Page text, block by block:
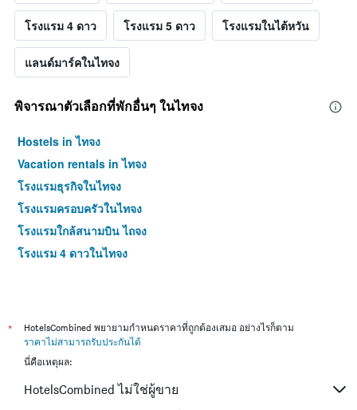
โรงแรม 4 ดาว โรงแรม 5 ดาว โรงแรมในไต้หวัน
แลนด์มาร์คในไทจง
พิจารณาตัวเลือกที่พักอื่นๆ ในไทจง
Hostels in ไทจง
Vacation rentals in ไทจง
โรงแรมธุรกิจในไทจง
โรงแรมครอบครัวในไทจง
โรงแรมใกล้สนามบิน ไถจง
โรงแรม 4 ดาวในไทจง
*
HotelsCombined พยายามกำหนดราคาที่ถูกต้องเสมอ อย่างไรก็ตาม
ราคาไม่สามารถรับประกันได้
นี่คือเหตุผล:
HotelsCombined ไม่ใช่ผู้ขาย